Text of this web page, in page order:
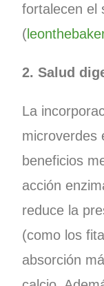
fortalecen el
(
2. Salud
La
microverdes
beneficios
acción
reduce la
(como los
absorción